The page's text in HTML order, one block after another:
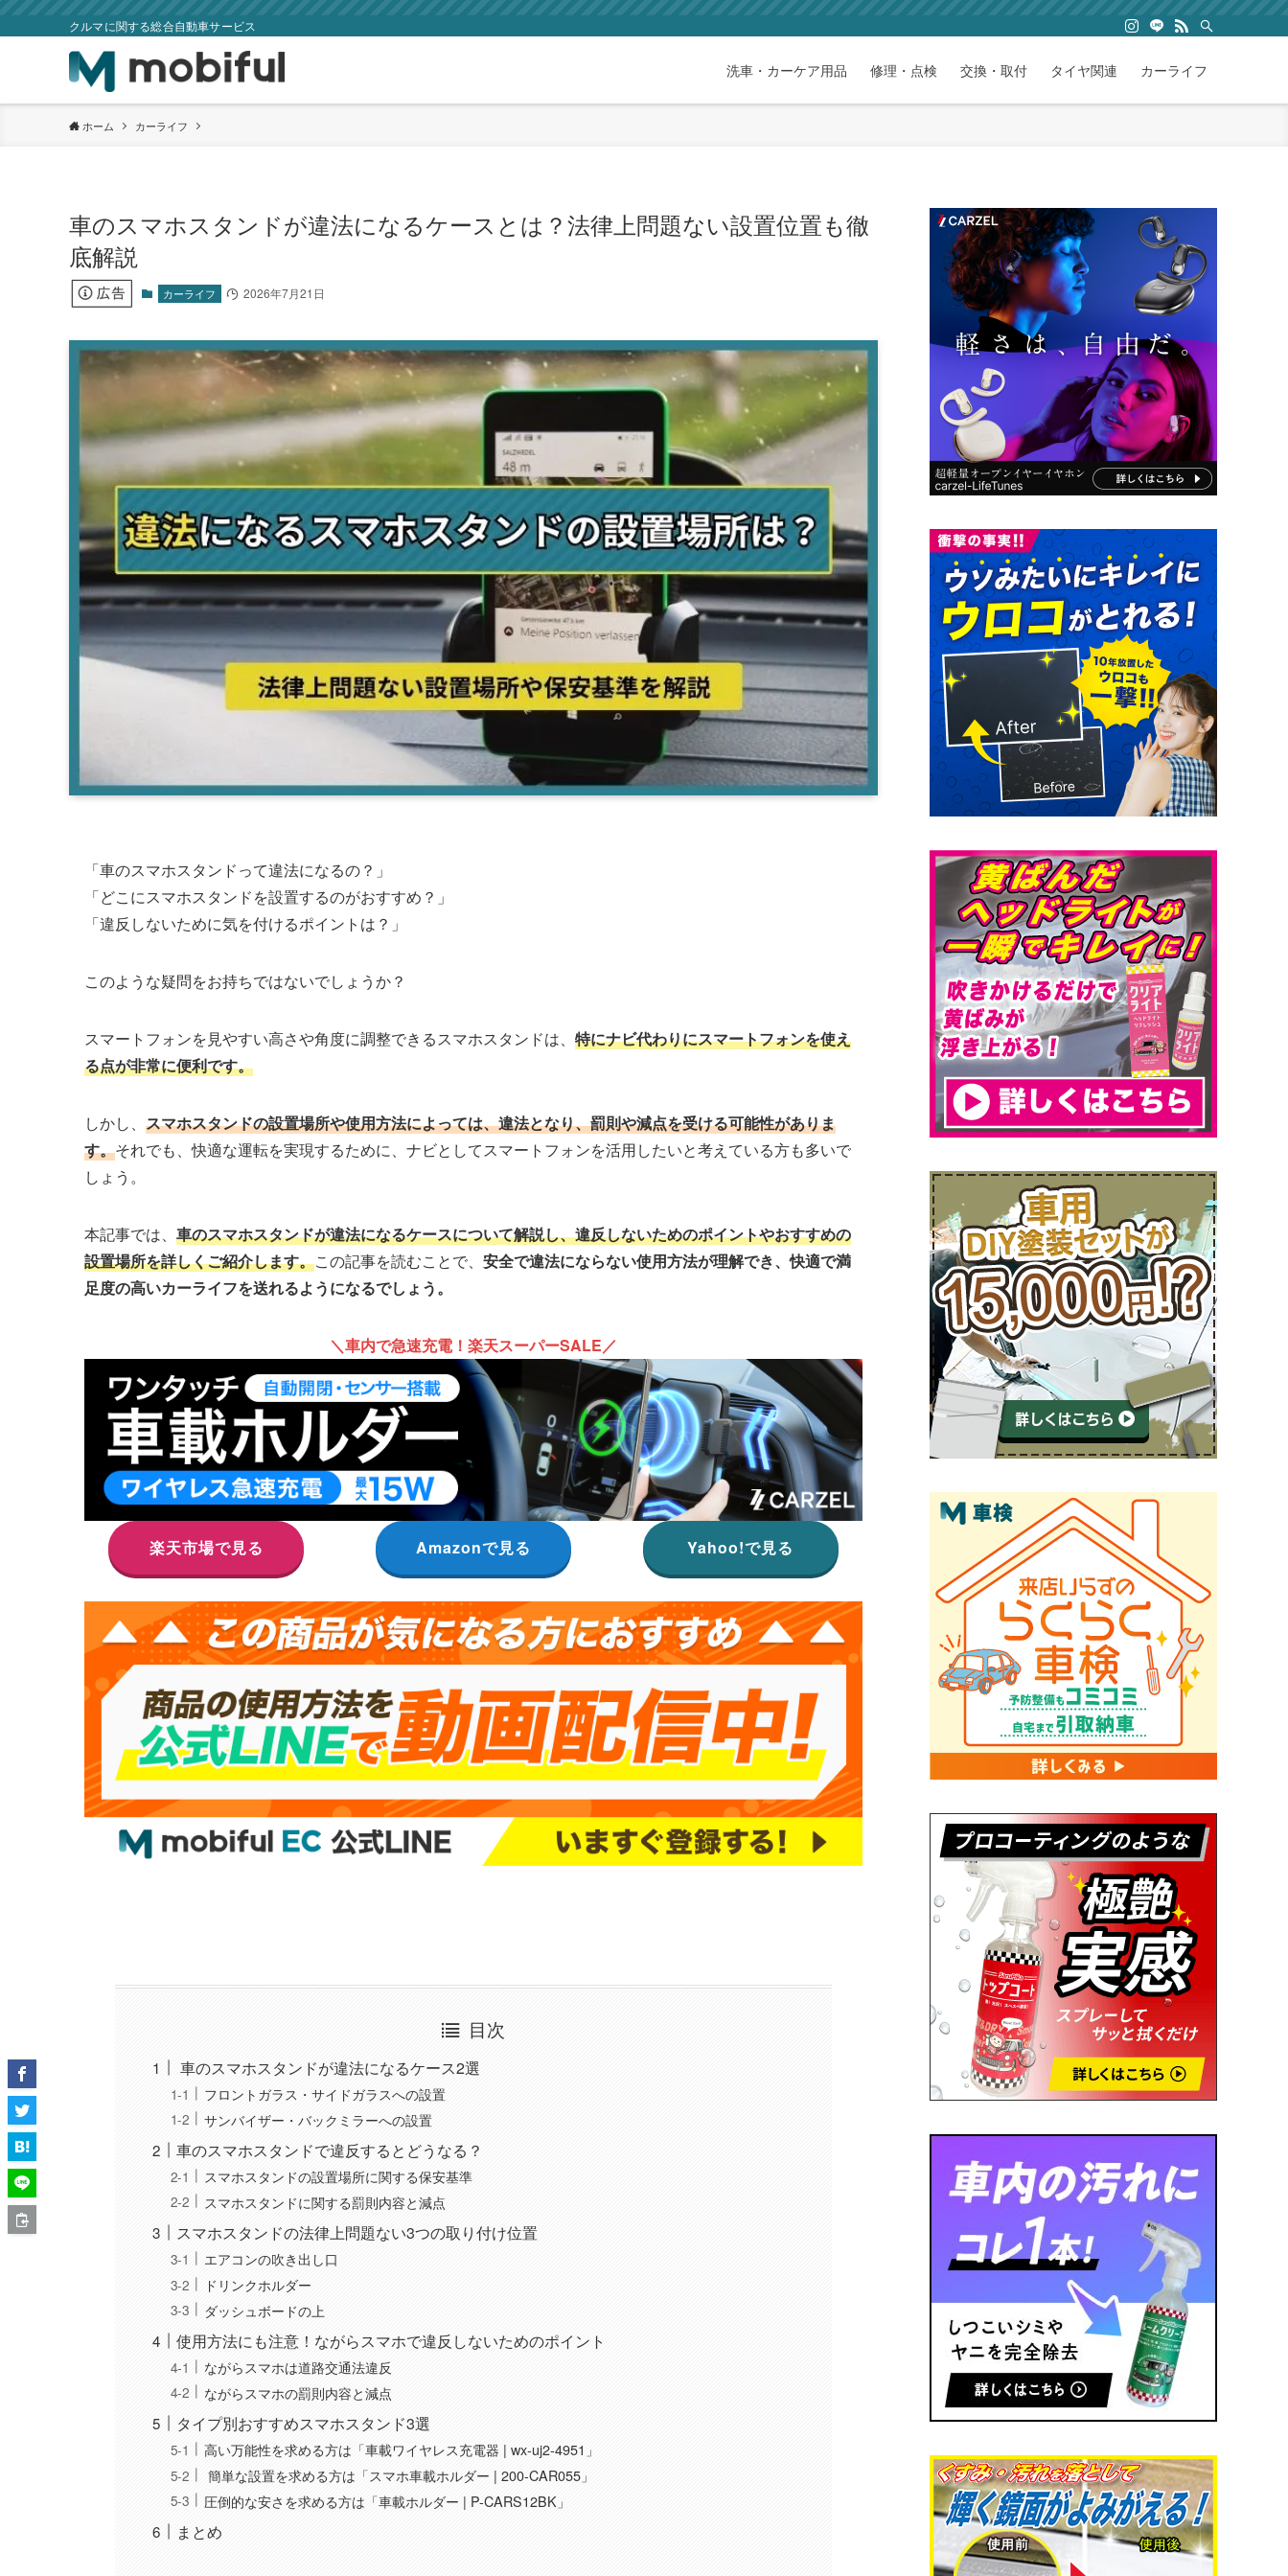
クルマに関する総合自動車サービス
洗車・カーケア用品 修理・点検 交換・取付 タイヤ関連 カーライフ
ホーム カーライフ
車のスマホスタンドが違法になるケースとは？法律上問題ない設置位置も徹
底解説
カーライフ 2026年7月21日
「車のスマホスタンドって違法になるの？」
「どこにスマホスタンドを設置するのがおすすめ？」
「違反しないために気を付けるポイントは？」
このような疑問をお持ちではないでしょうか？
スマートフォンを見やすい高さや角度に調整できるスマホスタンドは、 特にナビ代わりにスマートフォンを使え
る点が非常に便利です。
しかし、 スマホスタンドの設置場所や使用方法によっては、違法となり、罰則や減点を受ける可能性がありま
す。それでも、快適な運転を実現するために、ナビとしてスマートフォンを活用したいと考えている方も多いで
しょう。
本記事では、 車のスマホスタンドが違法になるケースについて解説し、違反しないためのポイントやおすすめの
設置場所を詳しくご紹介します。この記事を読むことで、 安全で違法にならない使用方法が理解でき、快適で満
足度の高いカーライフを送れるようになるでしょう。
＼車内で急速充電！楽天スーパーSALE／
楽天市場で見る Amazonで見る Yahoo!で見る
目次
車のスマホスタンドが違法になるケース2選
フロントガラス・サイドガラスへの設置
サンバイザー・バックミラーへの設置
車のスマホスタンドで違反するとどうなる？
スマホスタンドの設置場所に関する保安基準
スマホスタンドに関する罰則内容と減点
スマホスタンドの法律上問題ない3つの取り付け位置
エアコンの吹き出し口
ドリンクホルダー
ダッシュボードの上
使用方法にも注意！ながらスマホで違反しないためのポイント
ながらスマホは道路交通法違反
ながらスマホの罰則内容と減点
タイプ別おすすめスマホスタンド3選
高い万能性を求める方は「車載ワイヤレス充電器 | wx-uj2-4951」
簡単な設置を求める方は「スマホ車載ホルダー | 200-CAR055」
圧倒的な安さを求める方は「車載ホルダー | P-CARS12BK」
まとめ